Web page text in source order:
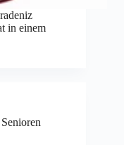
in einem
Senioren